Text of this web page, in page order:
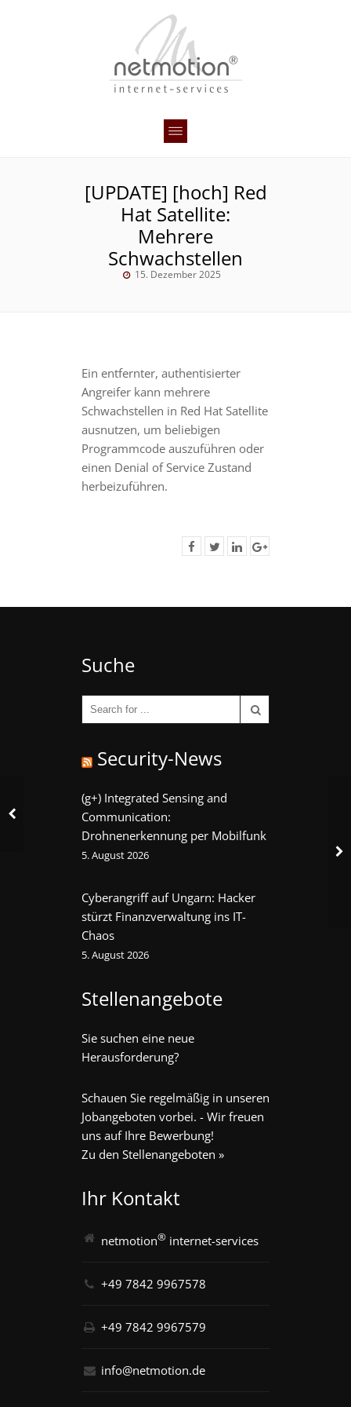
[UPDATE] [hoch] Red
Hat Satellite:
Mehrere
Schwachstellen
15. Dezember 2025
Ein entfernter, authentisierter
Angreifer kann mehrere
Schwachstellen in Red Hat Satellite
ausnutzen, um beliebigen
Programmcode auszuführen oder
einen Denial of Service Zustand
herbeizuführen.
Suche
Security-News
(g+) Integrated Sensing and
Communication:
Drohnenerkennung per Mobilfunk
5. August 2026
Cyberangriff auf Ungarn: Hacker
stürzt Finanzverwaltung ins IT-
Chaos
5. August 2026
Stellenangebote
Sie suchen eine neue
Herausforderung?
Schauen Sie regelmäßig in unseren
Jobangeboten vorbei. - Wir freuen
uns auf Ihre Bewerbung!
Zu den Stellenangeboten »
Ihr Kontakt
netmotion® internet-services
+49 7842 9967578
+49 7842 9967579
info@netmotion.de